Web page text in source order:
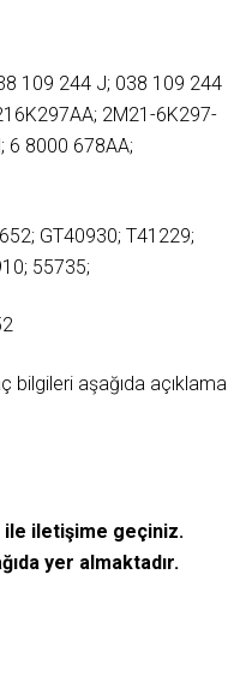
109 244 J; 038 109 244
2M21-6K297-
6 8000 678AA;
GT40930; T41229;
55735;
bilgileri aşağıda açıklama
iletişime geçiniz.
yer almaktadır.